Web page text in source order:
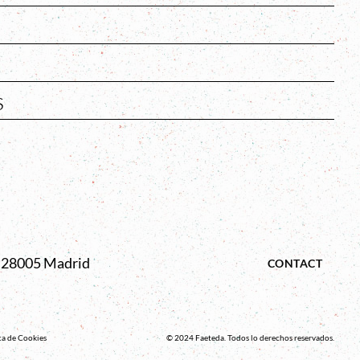
28005 Madrid CONTACT
de Cookies © 2024 Faeteda. Todos lo derechos reservados.